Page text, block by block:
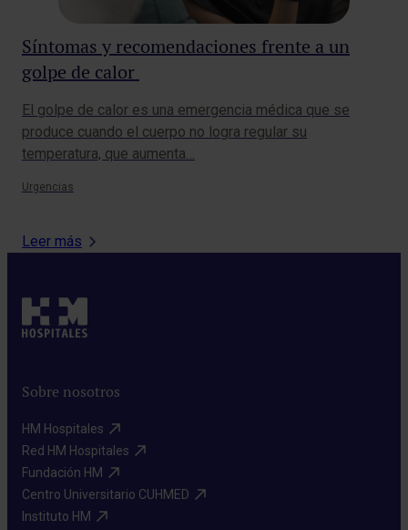
Síntomas y recomendaciones frente a un
golpe de calor
El golpe de calor es una emergencia médica que se
produce cuando el cuerpo no logra regular su
temperatura, que aumenta…
Urgencias
Leer más
Sobre nosotros
HM Hospitales​
Red HM Hospitales​
Fundación HM​
Centro Universitario CUHMED​
Instituto HM​